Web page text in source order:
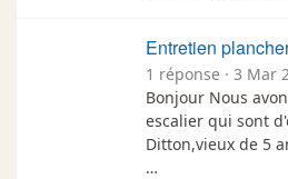
Entretien
1 réponse · 3 Mar
Bonjour Nous
escalier qui sont
Ditton,vieux de 5
…